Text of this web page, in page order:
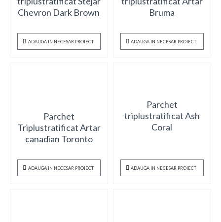
Chevron Dark Brown
ADAUGA IN NECESAR PROIECT
Bruma
ADAUGA IN NECESAR PROIECT
Parchet
Triplustratificat Artar
canadian Toronto
ADAUGA IN NECESAR PROIECT
Parchet
triplustratificat Ash
Coral
ADAUGA IN NECESAR PROIECT